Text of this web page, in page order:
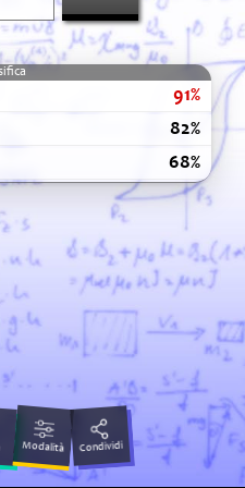
91%
82%
68%
Modalità Condividi